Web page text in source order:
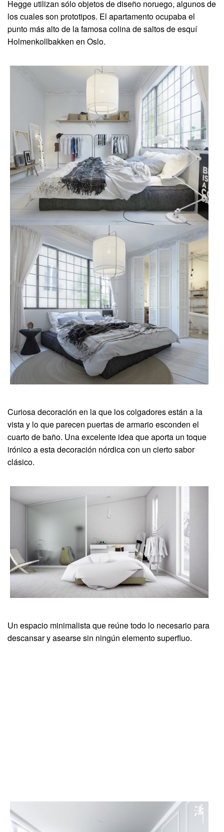
Hegge utilizan sólo objetos de diseño noruego, algunos de
los cuales son prototipos. El apartamento ocupaba el
punto más alto de la famosa colina de saltos de esquí
Holmenkollbakken en Oslo.
Curiosa decoración en la que los colgadores están a la
vista y lo que parecen puertas de armario esconden el
cuarto de baño. Una excelente idea que aporta un toque
irónico a esta decoración nórdica con un cierto sabor
clásico.
Un espacio minimalista que reúne todo lo necesario para
descansar y asearse sin ningún elemento superfluo.